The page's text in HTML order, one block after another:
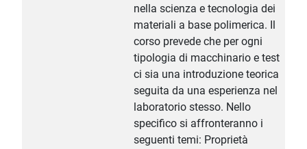
nella scienza e tecnologia dei
materiali a base polimerica. Il
corso prevede che per ogni
tipologia di macchinario e test
ci sia una introduzione teorica
seguita da una esperienza nel
laboratorio stesso. Nello
specifico si affronteranno i
seguenti temi: Proprietà